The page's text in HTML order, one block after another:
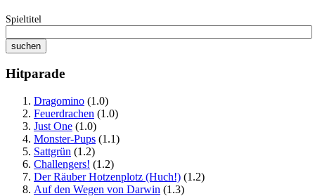
Spieltitel
Hitparade
Dragomino (1.0)
Feuerdrachen (1.0)
Just One (1.0)
Monster-Pups (1.1)
Sattgrün (1.2)
Challengers! (1.2)
Der Räuber Hotzenplotz (Huch!) (1.2)
Auf den Wegen von Darwin (1.3)